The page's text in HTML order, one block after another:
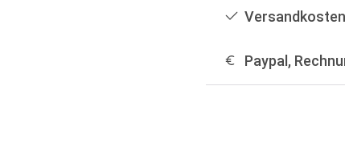
Paypal,